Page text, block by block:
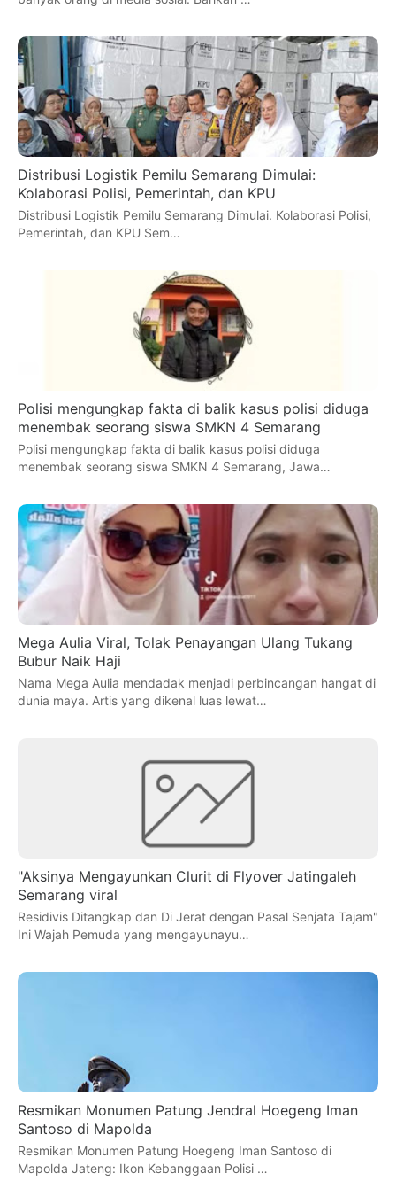
Distribusi Logistik Pemilu Semarang Dimulai:
Kolaborasi Polisi, Pemerintah, dan KPU
Distribusi Logistik Pemilu Semarang Dimulai. Kolaborasi Polisi,
Pemerintah, dan KPU Sem…
Polisi mengungkap fakta di balik kasus polisi diduga
menembak seorang siswa SMKN 4 Semarang
Polisi mengungkap fakta di balik kasus polisi diduga
menembak seorang siswa SMKN 4 Semarang, Jawa…
Mega Aulia Viral, Tolak Penayangan Ulang Tukang
Bubur Naik Haji
Nama Mega Aulia mendadak menjadi perbincangan hangat di
dunia maya. Artis yang dikenal luas lewat…
"Aksinya Mengayunkan Clurit di Flyover Jatingaleh
Semarang viral
Residivis Ditangkap dan Di Jerat dengan Pasal Senjata Tajam"
Ini Wajah Pemuda yang mengayunayu…
Resmikan Monumen Patung Jendral Hoegeng Iman
Santoso di Mapolda
Resmikan Monumen Patung Hoegeng Iman Santoso di
Mapolda Jateng: Ikon Kebanggaan Polisi …